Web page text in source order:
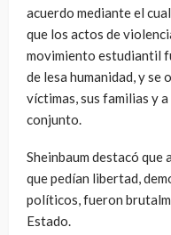
acuerdo mediante el
que los actos de
movimiento estudiantil
de lesa humanidad, y se
víctimas, sus familias y
conjunto.
Sheinbaum destacó que
que pedían libertad,
políticos, fueron
Estado.